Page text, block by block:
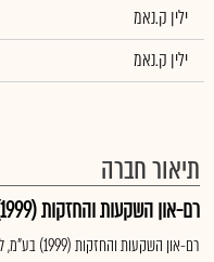
ילין ק.נאמ
ילין ק.נאמ
תיאור חברה
רם-און השקעות והחזקות (1999) בע"מ